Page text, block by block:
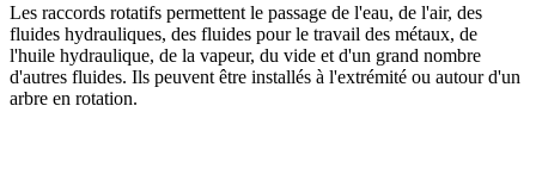
Les raccords rotatifs permettent le passage de l'eau, de l'air, des
fluides hydrauliques, des fluides pour le travail des métaux, de
l'huile hydraulique, de la vapeur, du vide et d'un grand nombre
d'autres fluides. Ils peuvent être installés à l'extrémité ou autour d'un
arbre en rotation.